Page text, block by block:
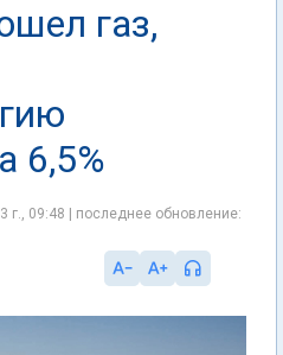
газ,
6,5%
г., 09:48 | последнее обновление: